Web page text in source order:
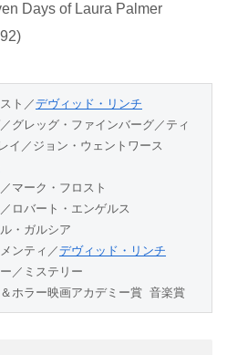
Days of Laura Palmer
ト／デヴィッド・リンチ
グレッグ・ファインバーグ／ティ
イ／ジョン・ウェントワース
／マーク・フロスト
／ロバート・エンゲルス
・ガルシア
ンティ／デヴィッド・リンチ
／ミステリー
ホラー映画アカデミー賞 音楽賞